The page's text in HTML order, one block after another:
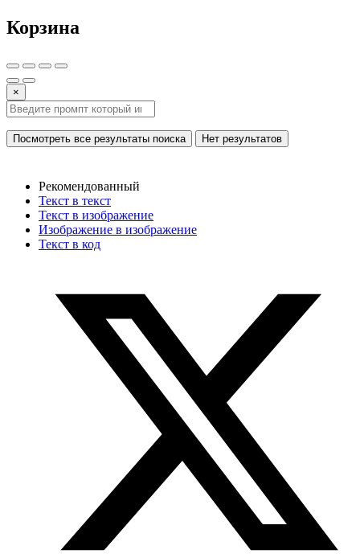
Корзина
×
Посмотреть все результаты поиска Нет результатов
Рекомендованный
Текст в текст
Текст в изображение
Изображение в изображение
Текст в код